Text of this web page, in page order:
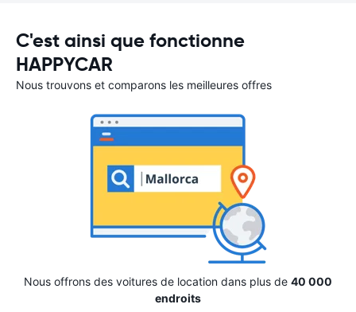
C'est ainsi que fonctionne
HAPPYCAR
Nous trouvons et comparons les meilleures offres
Nous offrons des voitures de location dans plus de 40 000
endroits